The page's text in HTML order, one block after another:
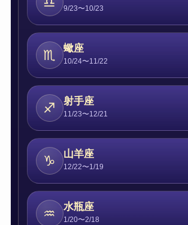
9/23〜10/23
♏ 蠍座
10/24〜11/22
♐ 射手座
11/23〜12/21
♑ 山羊座
12/22〜1/19
♒ 水瓶座
1/20〜2/18